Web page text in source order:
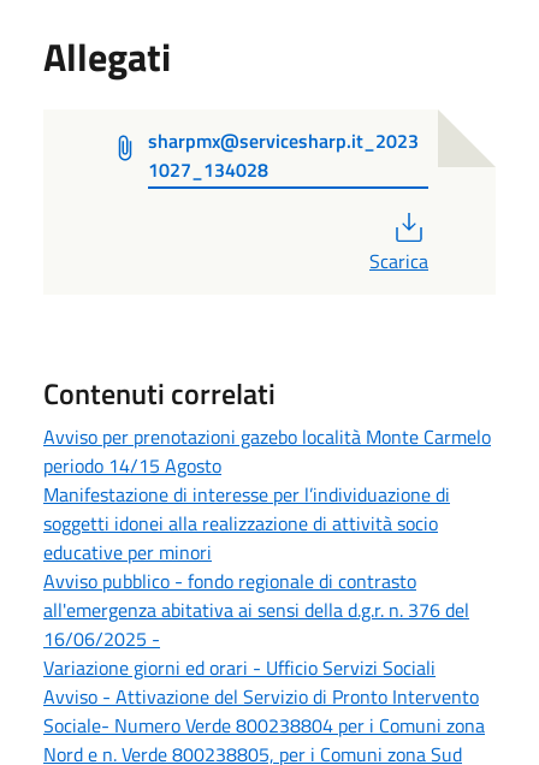
Allegati
sharpmx@servicesharp.it_2023
1027_134028
Scarica
Contenuti correlati
Avviso per prenotazioni gazebo località Monte Carmelo
periodo 14/15 Agosto
Manifestazione di interesse per l’individuazione di
soggetti idonei alla realizzazione di attività socio
educative per minori
Avviso pubblico - fondo regionale di contrasto
all'emergenza abitativa ai sensi della d.g.r. n. 376 del
16/06/2025 -
Variazione giorni ed orari - Ufficio Servizi Sociali
Avviso - Attivazione del Servizio di Pronto Intervento
Sociale- Numero Verde 800238804 per i Comuni zona
Nord e n. Verde 800238805, per i Comuni zona Sud